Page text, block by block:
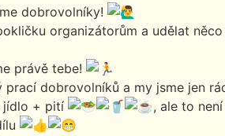
dobrovolníky!
organizátorům a udělat
právě tebe!
dobrovolníků a my jsme jen
jídlo + pití
, ale to